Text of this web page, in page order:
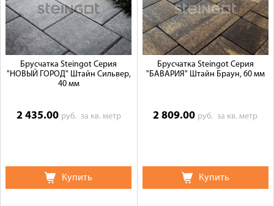
Брусчатка Steingot Серия
"НОВЫЙ ГОРОД" Штайн Сильвер,
40 мм
2 435.00 руб. за кв. метр
Купить
Брусчатка Steingot Серия
"БАВАРИЯ" Штайн Браун, 60 мм
2 809.00 руб.за кв. метр
Купить